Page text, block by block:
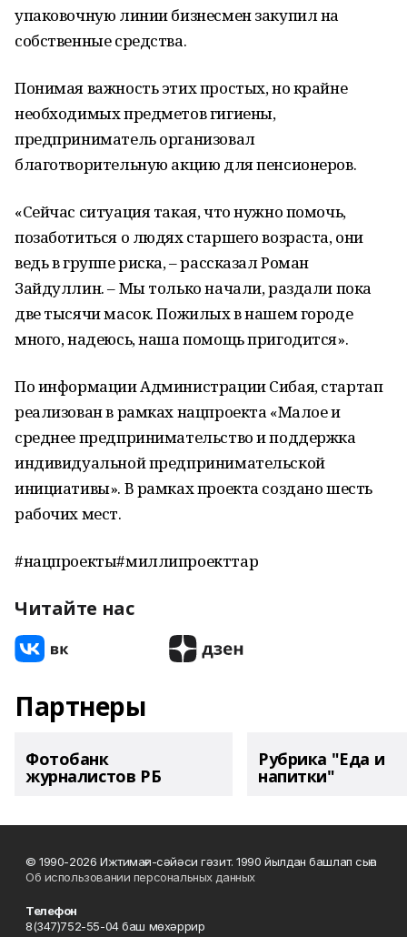
упаковочную линии бизнесмен закупил на
собственные средства.
Понимая важность этих простых, но крайне
необходимых предметов гигиены,
предприниматель организовал
благотворительную акцию для пенсионеров.
«Сейчас ситуация такая, что нужно помочь,
позаботиться о людях старшего возраста, они
ведь в группе риска, – рассказал Роман
Зайдуллин. – Мы только начали, раздали пока
две тысячи масок. Пожилых в нашем городе
много, надеюсь, наша помощь пригодится».
По информации Администрации Сибая, стартап
реализован в рамках нацпроекта «Малое и
среднее предпринимательство и поддержка
индивидуальной предпринимательской
инициативы». В рамках проекта создано шесть
рабочих мест.
#нацпроекты#миллипроекттар
Читайте нас
Партнеры
Фотобанк
журналистов РБ
Рубрика "Еда и
напитки"
© 1990-2026 Ижтимағи-сәйәси гәзит. 1990 йылдан башлап сыға
Об использовании персональных данных
Телефон
8(347)752-55-04 баш мөхәррир